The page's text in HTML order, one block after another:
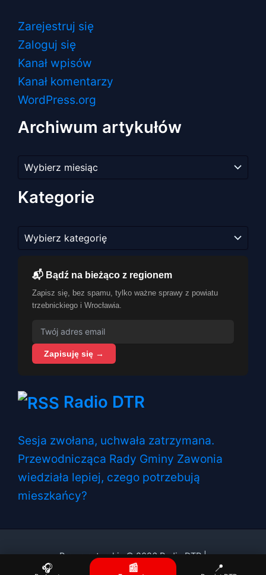
Zarejestruj się
Zaloguj się
Kanał wpisów
Kanał komentarzy
WordPress.org
Archiwum artykułów
artykułów
Kategorie
📬 Bądź na bieżąco z regionem
Zapisz się, bez spamu, tylko ważne sprawy z powiatu
trzebnickiego i Wrocławia.
Zapisuję się →
Radio DTR
Sesja zwołana, uchwała zatrzymana.
Przewodnicząca Rady Gminy Zawonia
wiedziała lepiej, czego potrzebują
mieszkańcy?
Prawa autorskie © 2026 Radio DTR |
🎧 📰 📍